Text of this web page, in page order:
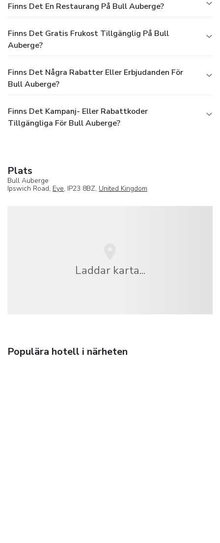
Finns Det En Restaurang På Bull Auberge?
Finns Det Gratis Frukost Tillgänglig På Bull
Auberge?
Finns Det Några Rabatter Eller Erbjudanden För
Bull Auberge?
Finns Det Kampanj- Eller Rabattkoder
Tillgängliga För Bull Auberge?
Plats
Bull Auberge
Ipswich Road, Eye, IP23 8BZ, United Kingdom
Laddar karta...
Populära hotell i närheten